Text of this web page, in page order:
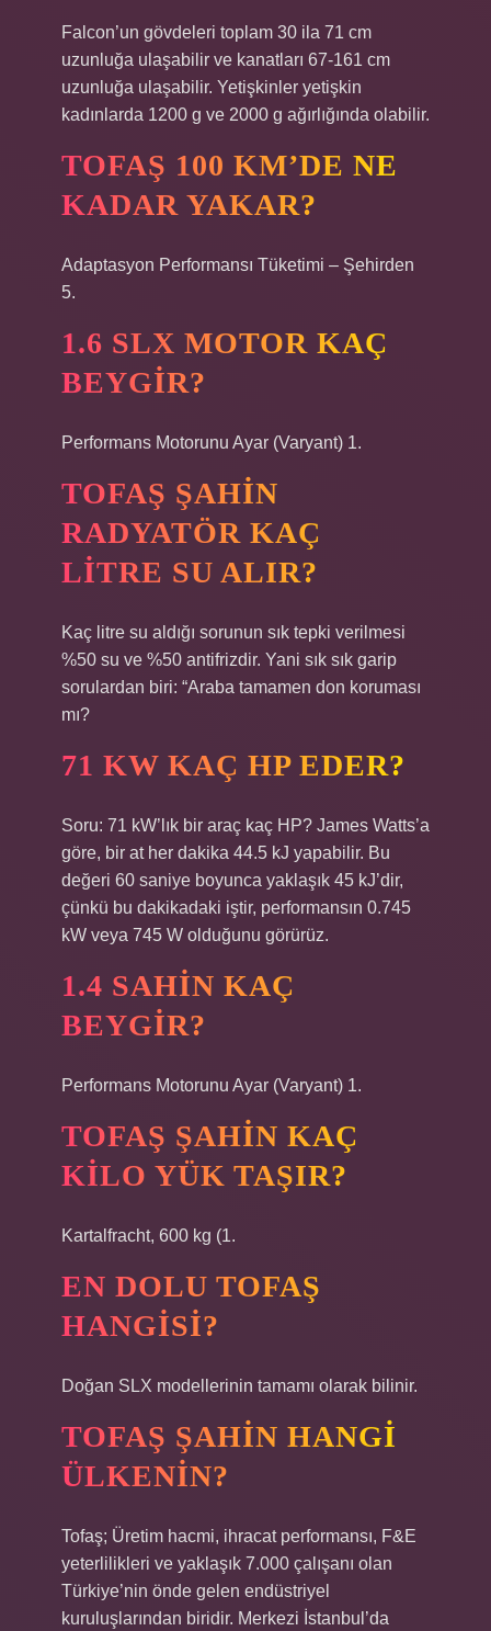
Falcon’un gövdeleri toplam 30 ila 71 cm
uzunluğa ulaşabilir ve kanatları 67-161 cm
uzunluğa ulaşabilir. Yetişkinler yetişkin
kadınlarda 1200 g ve 2000 g ağırlığında olabilir.
TOFAŞ 100 KM’DE NE
KADAR YAKAR?
Adaptasyon Performansı Tüketimi – Şehirden
5.
1.6 SLX MOTOR KAÇ
BEYGIR?
Performans Motorunu Ayar (Varyant) 1.
TOFAŞ ŞAHIN
RADYATÖR KAÇ
LITRE SU ALIR?
Kaç litre su aldığı sorunun sık tepki verilmesi
%50 su ve %50 antifrizdir. Yani sık sık garip
sorulardan biri: “Araba tamamen don koruması
mı?
71 KW KAÇ HP EDER?
Soru: 71 kW’lık bir araç kaç HP? James Watts’a
göre, bir at her dakika 44.5 kJ yapabilir. Bu
değeri 60 saniye boyunca yaklaşık 45 kJ’dir,
çünkü bu dakikadaki iştir, performansın 0.745
kW veya 745 W olduğunu görürüz.
1.4 SAHIN KAÇ
BEYGIR?
Performans Motorunu Ayar (Varyant) 1.
TOFAŞ ŞAHIN KAÇ
KILO YÜK TAŞIR?
Kartalfracht, 600 kg (1.
EN DOLU TOFAŞ
HANGISI?
Doğan SLX modellerinin tamamı olarak bilinir.
TOFAŞ ŞAHIN HANGI
ÜLKENIN?
Tofaş; Üretim hacmi, ihracat performansı, F&E
yeterlilikleri ve yaklaşık 7.000 çalışanı olan
Türkiye’nin önde gelen endüstriyel
kuruluşlarından biridir. Merkezi İstanbul’da